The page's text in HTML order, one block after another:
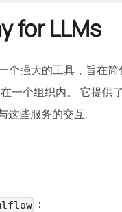
for LLMs
个强大的工具，旨在
一个组织内。 它提供
些服务的交互。
：